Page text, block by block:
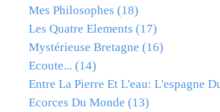
Mes Philosophes (18)
Les Quatre Elements (17)
Mystérieuse Bretagne (16)
Ecoute... (14)
Entre La Pierre Et L'eau: L'espagne
Ecorces Du Monde (13)